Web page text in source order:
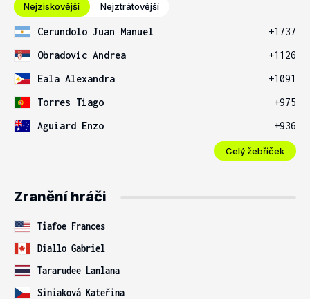
Nejziskovější Nejztrátovější
Cerundolo Juan Manuel
+1737
Obradovic Andrea
+1126
Eala Alexandra
+1091
Torres Tiago
+975
Aguiard Enzo
+936
Celý žebříček
Zranění hráči
Tiafoe Frances
Diallo Gabriel
Tararudee Lanlana
Siniaková Kateřina